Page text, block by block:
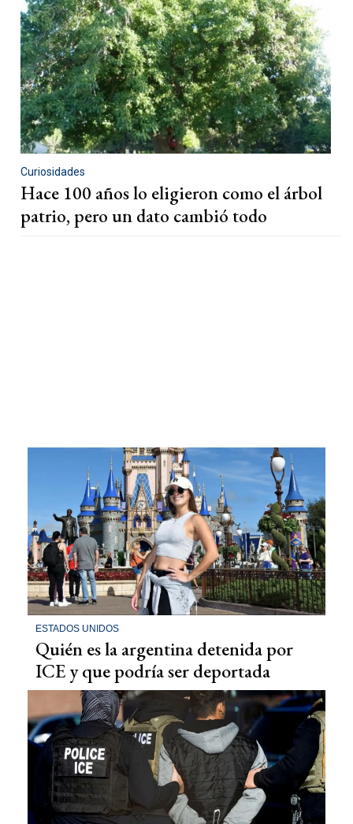
Curiosidades
Hace 100 años lo eligieron como el árbol
patrio, pero un dato cambió todo
ESTADOS UNIDOS
Quién es la argentina detenida por
ICE y que podría ser deportada